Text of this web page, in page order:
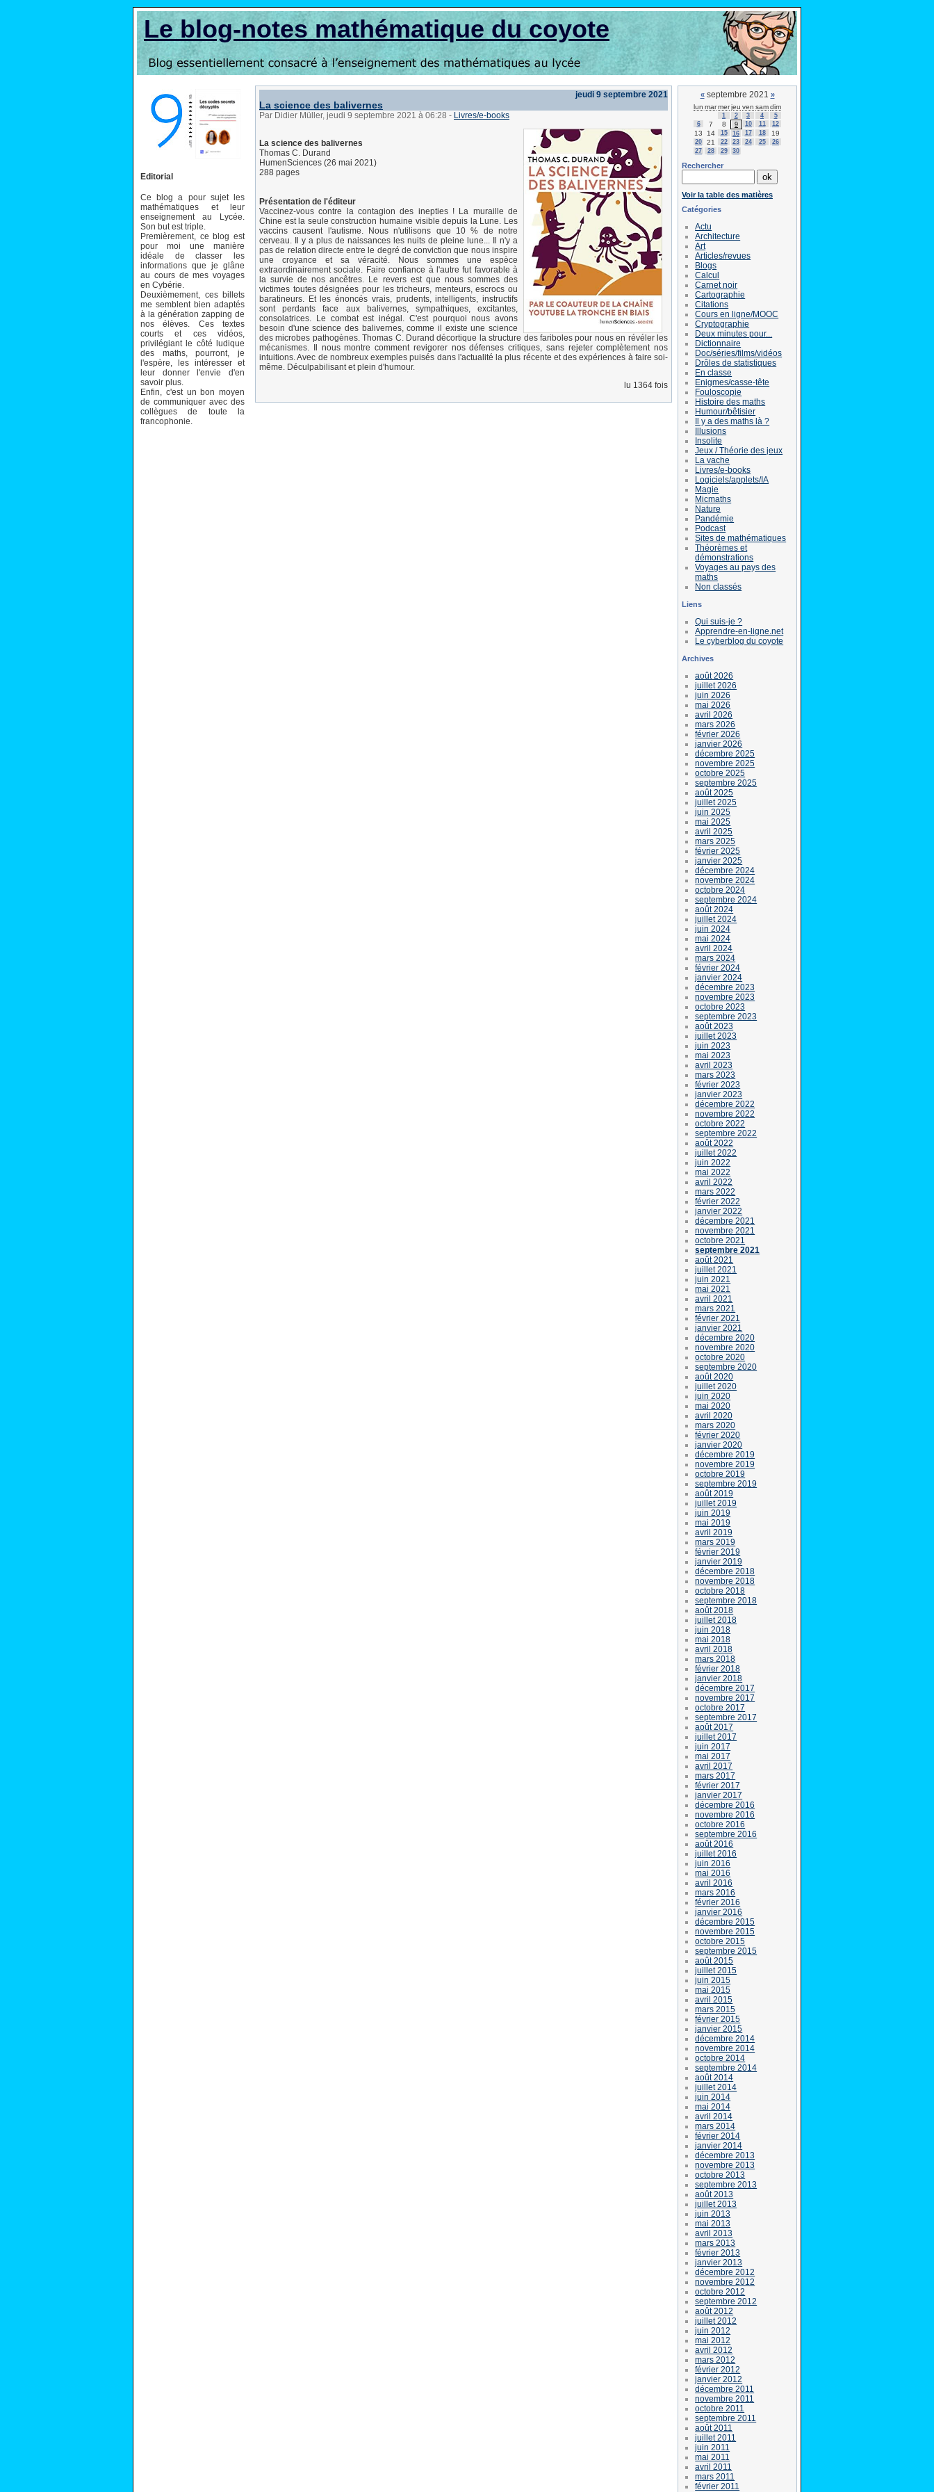
Le blog-notes mathématique du coyote
Editorial
Ce blog a pour sujet les
mathématiques et leur
enseignement au Lycée.
Son but est triple.
Premièrement, ce blog est
pour moi une manière
idéale de classer les
informations que je glâne
au cours de mes voyages
en Cybérie.
Deuxièmement, ces billets
me semblent bien adaptés
à la génération zapping de
nos élèves. Ces textes
courts et ces vidéos,
privilégiant le côté ludique
des maths, pourront, je
l'espère, les intéresser et
leur donner l'envie d'en
savoir plus.
Enfin, c'est un bon moyen
de communiquer avec des
collègues de toute la
francophonie.
jeudi 9 septembre 2021
La science des balivernes
Par Didier Müller, jeudi 9 septembre 2021 à 06:28 - Livres/e-books
La science des balivernes
Thomas C. Durand
HumenSciences (26 mai 2021)
288 pages
Présentation de l'éditeur
Vaccinez-vous contre la contagion des inepties ! La muraille de
Chine est la seule construction humaine visible depuis la Lune. Les
vaccins causent l'autisme. Nous n'utilisons que 10 % de notre
cerveau. Il y a plus de naissances les nuits de pleine lune... Il n'y a
pas de relation directe entre le degré de conviction que nous inspire
une croyance et sa véracité. Nous sommes une espèce
extraordinairement sociale. Faire confiance à l'autre fut favorable à
la survie de nos ancêtres. Le revers est que nous sommes des
victimes toutes désignées pour les tricheurs, menteurs, escrocs ou
baratineurs. Et les énoncés vrais, prudents, intelligents, instructifs
sont perdants face aux balivernes, sympathiques, excitantes,
consolatrices. Le combat est inégal. C'est pourquoi nous avons
besoin d'une science des balivernes, comme il existe une science
des microbes pathogènes. Thomas C. Durand décortique la structure des fariboles pour nous en révéler les
mécanismes. Il nous montre comment revigorer nos défenses critiques, sans rejeter complètement nos
intuitions. Avec de nombreux exemples puisés dans l'actualité la plus récente et des expériences à faire soi-
même. Déculpabilisant et plein d'humour.
lu 1364 fois
«septembre 2021 »
lun marmerjeu ven samdim
1 2 3 4
5
6
7 8 9 10 11 12
13 14 15 16 17 18 19
20 21 22 23 24 25
26
27
28 29 30
Rechercher
Voir la table des matières
Catégories
Actu
Architecture
Art
Articles/revues
Blogs
Calcul
Carnet noir
Cartographie
Citations
Cours en ligne/MOOC
Cryptographie
Deux minutes pour...
Dictionnaire
Doc/séries/films/vidéos
Drôles de statistiques
En classe
Enigmes/casse-tête
Fouloscopie
Histoire des maths
Humour/bêtisier
Il y a des maths là ?
Illusions
Insolite
Jeux / Théorie des jeux
La vache
Livres/e-books
Logiciels/applets/IA
Magie
Micmaths
Nature
Pandémie
Podcast
Sites de mathématiques
Théorèmes et
démonstrations
Voyages au pays des
maths
Non classés
Liens
Qui suis-je ?
Apprendre-en-ligne.net
Le cyberblog du coyote
Archives
août 2026
juillet 2026
juin 2026
mai 2026
avril 2026
mars 2026
février 2026
janvier 2026
décembre 2025
novembre 2025
octobre 2025
septembre 2025
août 2025
juillet 2025
juin 2025
mai 2025
avril 2025
mars 2025
février 2025
janvier 2025
décembre 2024
novembre 2024
octobre 2024
septembre 2024
août 2024
juillet 2024
juin 2024
mai 2024
avril 2024
mars 2024
février 2024
janvier 2024
décembre 2023
novembre 2023
octobre 2023
septembre 2023
août 2023
juillet 2023
juin 2023
mai 2023
avril 2023
mars 2023
février 2023
janvier 2023
décembre 2022
novembre 2022
octobre 2022
septembre 2022
août 2022
juillet 2022
juin 2022
mai 2022
avril 2022
mars 2022
février 2022
janvier 2022
décembre 2021
novembre 2021
octobre 2021
septembre 2021
août 2021
juillet 2021
juin 2021
mai 2021
avril 2021
mars 2021
février 2021
janvier 2021
décembre 2020
novembre 2020
octobre 2020
septembre 2020
août 2020
juillet 2020
juin 2020
mai 2020
avril 2020
mars 2020
février 2020
janvier 2020
décembre 2019
novembre 2019
octobre 2019
septembre 2019
août 2019
juillet 2019
juin 2019
mai 2019
avril 2019
mars 2019
février 2019
janvier 2019
décembre 2018
novembre 2018
octobre 2018
septembre 2018
août 2018
juillet 2018
juin 2018
mai 2018
avril 2018
mars 2018
février 2018
janvier 2018
décembre 2017
novembre 2017
octobre 2017
septembre 2017
août 2017
juillet 2017
juin 2017
mai 2017
avril 2017
mars 2017
février 2017
janvier 2017
décembre 2016
novembre 2016
octobre 2016
septembre 2016
août 2016
juillet 2016
juin 2016
mai 2016
avril 2016
mars 2016
février 2016
janvier 2016
décembre 2015
novembre 2015
octobre 2015
septembre 2015
août 2015
juillet 2015
juin 2015
mai 2015
avril 2015
mars 2015
février 2015
janvier 2015
décembre 2014
novembre 2014
octobre 2014
septembre 2014
août 2014
juillet 2014
juin 2014
mai 2014
avril 2014
mars 2014
février 2014
janvier 2014
décembre 2013
novembre 2013
octobre 2013
septembre 2013
août 2013
juillet 2013
juin 2013
mai 2013
avril 2013
mars 2013
février 2013
janvier 2013
décembre 2012
novembre 2012
octobre 2012
septembre 2012
août 2012
juillet 2012
juin 2012
mai 2012
avril 2012
mars 2012
février 2012
janvier 2012
décembre 2011
novembre 2011
octobre 2011
septembre 2011
août 2011
juillet 2011
juin 2011
mai 2011
avril 2011
mars 2011
février 2011